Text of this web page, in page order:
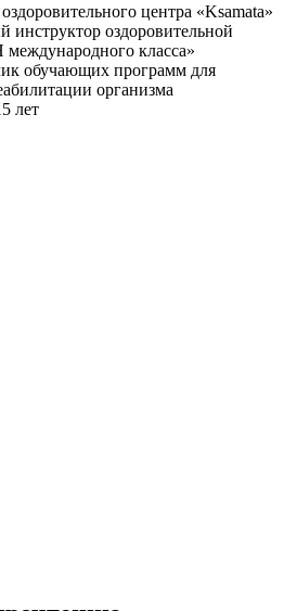
центра «Ksamata»
оздоровительной
класса»
обучающих программ для
организма
лет